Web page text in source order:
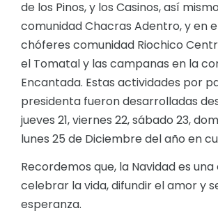
de los Pinos, y los Casinos, así
comunidad Chacras Adentro, y en
chóferes comunidad Riochico
el Tomatal y las campanas en la
Encantada. Estas actividades por
presidenta fueron desarrolladas
jueves 21, viernes 22, sábado 23,
lunes 25 de Diciembre del año en
Recordemos que, la Navidad es
celebrar la vida, difundir el amor y
esperanza.